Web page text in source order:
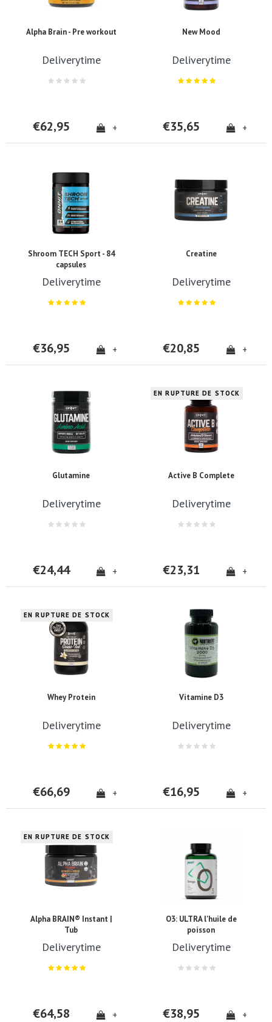
Alpha Brain - Pre workout
Deliverytime
€62,95 +
New Mood
Deliverytime
€35,65 +
Shroom TECH Sport - 84
capsules
Deliverytime
€36,95 +
Creatine
Deliverytime
€20,85 +
Glutamine
Deliverytime
€24,44 +
EN RUPTURE DE STOCK
Active B Complete
Deliverytime
€23,31 +
EN RUPTURE DE STOCK
Whey Protein
Deliverytime
€66,69 +
Vitamine D3
Deliverytime
€16,95 +
EN RUPTURE DE STOCK
Alpha BRAIN® Instant |
Tub
Deliverytime
€64,58 +
O3: ULTRA l'huile de
poisson
Deliverytime
€38,95 +